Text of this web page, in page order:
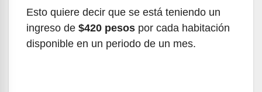
Esto quiere decir que se está teniendo un
ingreso de $420 pesos por cada habitación
disponible en un periodo de un mes.